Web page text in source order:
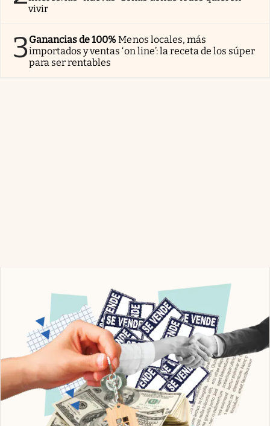
vivir
3Ganancias de 100%Menos locales, más
importados y ventas ‘on line’: la receta de los súper
para ser rentables